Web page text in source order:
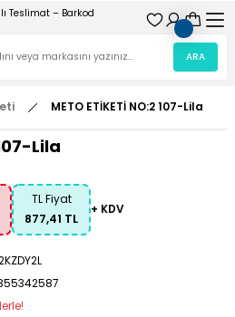
ARA
METO ETİKETİ NO:2 107-Lila
Lila
TL Fiyat
877,41 TL
+ KDV